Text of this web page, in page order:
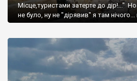
Місце,туристами затерте до дір!..."
не було, ну не "дірявив" я там нічого...